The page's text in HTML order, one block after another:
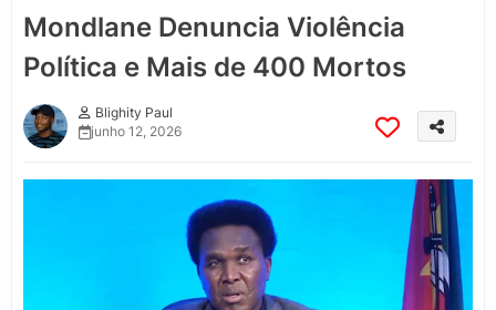
Mondlane Denuncia Violência
Política e Mais de 400 Mortos
Blighity Paul
junho 12, 2026